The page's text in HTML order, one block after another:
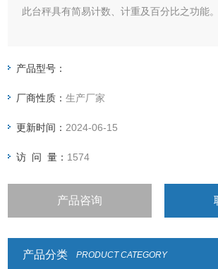
此台秤具有简易计数、计重及百分比之功能。
具有双色LED充电指示，可清楚指示充电状况
产品型号：
厂商性质：生产厂家
更新时间： 2024-06-15
访 问 量： 1574
产品咨询
产品分类 PRODUCT CATEGORY